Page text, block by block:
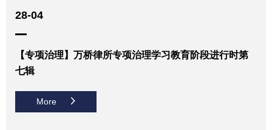
28-04
【专项治理】万桥律所专项治理学习教育阶段进行时第
七辑
More